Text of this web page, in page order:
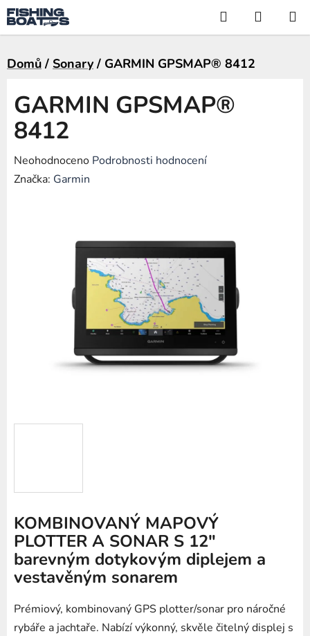
Přejít
na
obsah
Hledat
KOŠÍK
Domů / Sonary / GARMIN GPSMAP® 8412
KOMBINOVANÝ MAPOVÝ
PLOTTER A SONAR S 12″
barevným dotykovým diplejem a
vestavěným sonarem
Prémiový, kombinovaný GPS plotter/sonar pro náročné
rybáře a jachtaře. Nabízí výkonný, skvěle čitelný displej s
GARMIN GPSMAP®
8412
Průměrné
hodnocení
Neohodnoceno Podrobnosti hodnocení
Značka: Garmin